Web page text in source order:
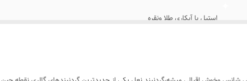
استیل با آبکاری طلا ونقره